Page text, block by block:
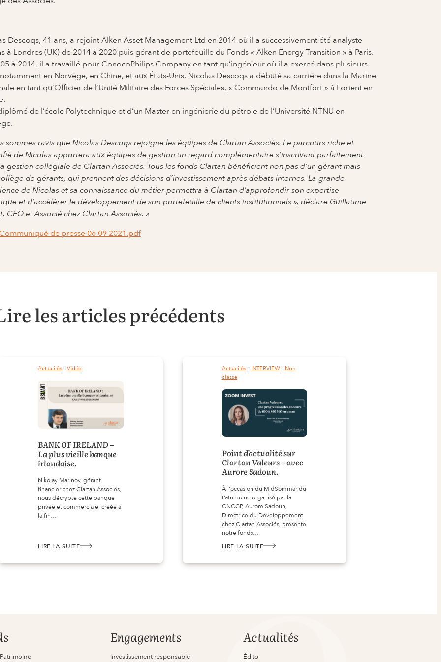
Descoqs, 41 ans, a rejoint Alken Asset Management Ltd en 2014 où il a successivement été analyste
à Londres (UK) de 2014 à 2020 puis gérant de portefeuille du Fonds « Alken Energy Transition » à Paris.
à 2014, il a travaillé pour ConocoPhilips Company en tant qu’ingénieur où il a exercé dans plusieurs
en Norvège, en Chine, et aux États-Unis. Nicolas Descoqs a débuté sa carrière dans la Marine
en tant qu’Officier de l’Unité Militaire des Forces Spéciales, « Commando de Montfort » à Lorient en
de l’école Polytechnique et d’un Master en ingénierie du pétrole de l’Université NTNU en
sommes ravis que Nicolas Descoqs rejoigne les équipes de Clartan Associés. Le parcours riche et
de Nicolas apportera aux équipes de gestion un regard complémentaire s’inscrivant parfaitement
gestion collégiale de Clartan Associés. Tous les fonds Clartan bénéficient non pas d’un gérant mais
de gérants, qui prennent des décisions d’investissement après débats internes. La grande
de Nicolas et sa connaissance du métier permettra à Clartan d’approfondir son expertise
et d’accélérer le développement de son portefeuille de clients institutionnels », déclare Guillaume
CEO et Associé chez Clartan Associés. »
de presse 06 09 2021.pdf
les articles précédents
Actualités - Vidéo
BANK OF IRELAND –
La plus vieille banque
irlandaise.
Nikolay Marinov, gérant
financier chez Clartan Associés,
nous décrypte cette banque
privée et commerciale, créée à
la fin…
LIRE LA SUITE
:
IRELAND
Actualités - INTERVIEW - Non
classé
Point d’actualité sur
Clartan Valeurs – avec
Aurore Sadoun.
À l'occasion du MidSommar du
Patrimoine organisé par la
CNCGP, Aurore Sadoun,
Directrice du Développement
chez Clartan Associés, présente
notre fonds…
LIRE LA SUITE
:
SUR
Engagements
Investissement responsable
Actualités
Édito